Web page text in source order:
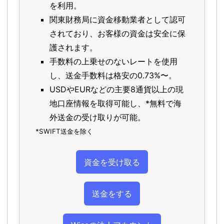
を利用。
関東財務局に資金移動業者として認可
されており、お客様の資金は安全に保
護されます。
手数料の上乗せのないレートを使用
し、送金手数料は格安の0.73%〜。
USDやEURなどの主要8通貨以上の現
地口座情報を取得可能し、*無料で海
外送金の受け取りが可能。
*SWIFT送金を除く
資金を受け取る
送金をする